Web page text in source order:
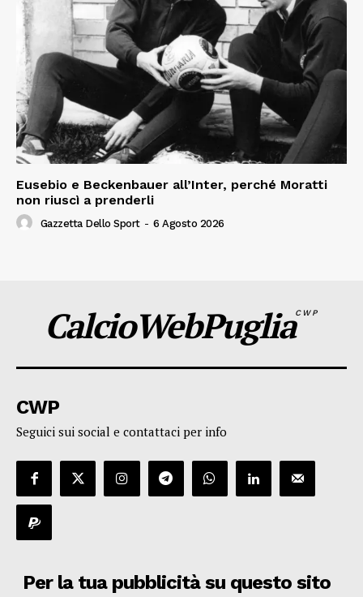
Eusebio e Beckenbauer all’Inter, perché Moratti
non riuscì a prenderli
Gazzetta Dello Sport - 6 Agosto 2026
CalcioWebPugliaCWP
CWP
Seguici sui social e contattaci per info
Per la tua pubblicità su questo sito